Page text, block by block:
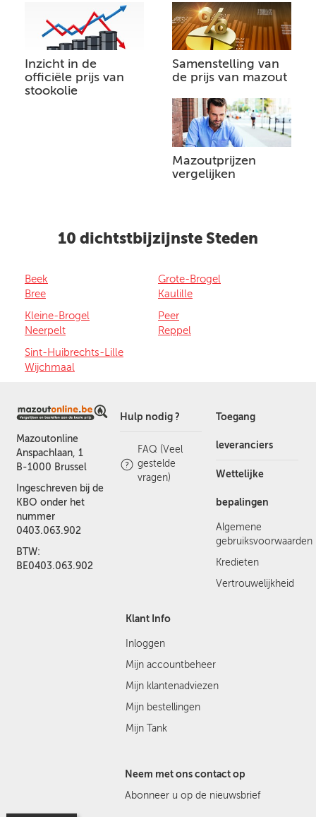
Inzicht in de
officiële prijs van
stookolie
Samenstelling van
de prijs van mazout
Mazoutprijzen
vergelijken
10 dichtstbijzijnste Steden
Beek
Bree
Grote-Brogel
Kaulille
Kleine-Brogel
Neerpelt
Peer
Reppel
Sint-Huibrechts-Lille
Wijchmaal
Mazoutonline
Anspachlaan, 1
B-1000 Brussel
Ingeschreven bij de
KBO onder het
nummer
0403.063.902
BTW:
BE0403.063.902
Hulp nodig ?
FAQ (Veel
gestelde
vragen)
Toegang
leveranciers
Wettelijke
bepalingen
Algemene
gebruiksvoorwaarden
Kredieten
Vertrouwelijkheid
Klant Info
Inloggen
Mijn accountbeheer
Mijn klantenadviezen
Mijn bestellingen
Mijn Tank
Neem met ons contact op
Abonneer u op de nieuwsbrief